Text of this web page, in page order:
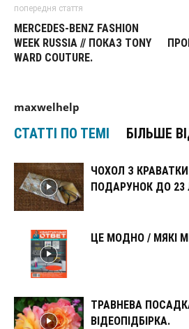
попередня стаття
MERCEDES-BENZ FASHION
WEEK RUSSIA // ПОКАЗ TONY
WARD COUTURE.
maxwelhelp
СТАТТІ ПО ТЕМІ БІЛЬШЕ
ЧОХОЛ З
ПОДАРУНОК ДО 23
ЦЕ МОДНО / МЯКІ
ТРАВНЕВА
ВІДЕОПІДБІРКА.